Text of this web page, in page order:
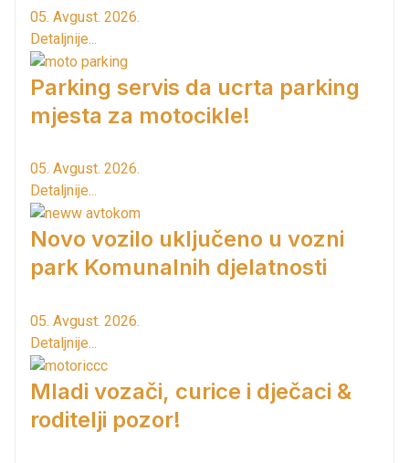
05. Avgust. 2026.
Detaljnije...
Parking servis da ucrta parking
mjesta za motocikle!
05. Avgust. 2026.
Detaljnije...
Novo vozilo uključeno u vozni
park Komunalnih djelatnosti
05. Avgust. 2026.
Detaljnije...
Mladi vozači, curice i dječaci &
roditelji pozor!